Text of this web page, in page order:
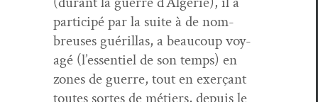
par­ticipé par la suite à de nom­
breuses guéril­las, a beau­coup voy­
agé (l’essentiel de son temps) en
zones de guerre, tout en exerçant
toutes sortes de métiers, depuis le